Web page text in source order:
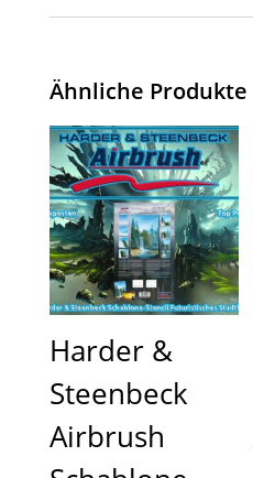
Ähnliche Produkte
Harder &
Steenbeck
Airbrush